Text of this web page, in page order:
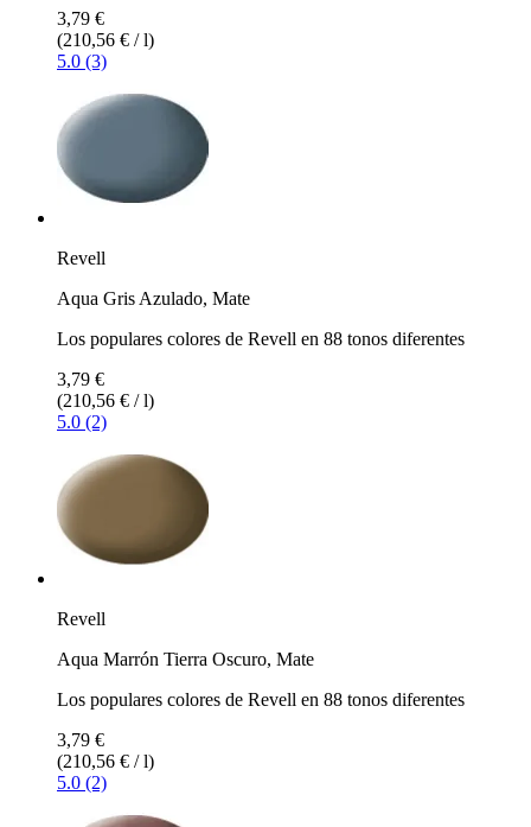
3,79 €
(210,56 € / l)
5.0 (3)
Revell
Aqua Gris Azulado, Mate
Los populares colores de Revell en 88 tonos diferentes
3,79 €
(210,56 € / l)
5.0 (2)
Revell
Aqua Marrón Tierra Oscuro, Mate
Los populares colores de Revell en 88 tonos diferentes
3,79 €
(210,56 € / l)
5.0 (2)